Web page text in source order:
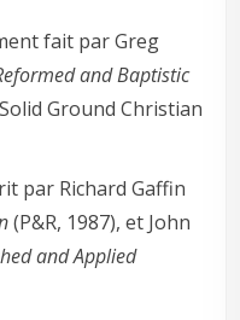
fait par Greg
and Baptistic
Ground Christian
par Richard Gaffin
(P&R, 1987), et John
and Applied